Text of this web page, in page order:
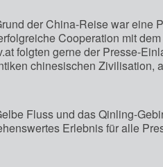
der China-Reise war eine
Cooperation mit
folgten gerne der Presse-
chinesischen Zivilisation,
Fluss und das Qinling-
Erlebnis für alle